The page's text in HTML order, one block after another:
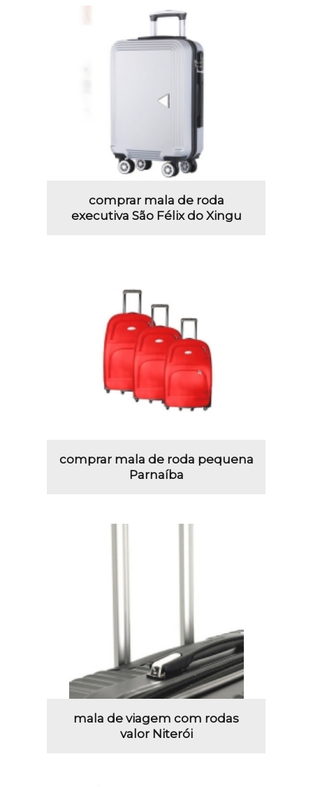
comprar mala de roda
executiva São Félix do Xingu
comprar mala de roda pequena
Parnaíba
mala de viagem com rodas
valor Niterói